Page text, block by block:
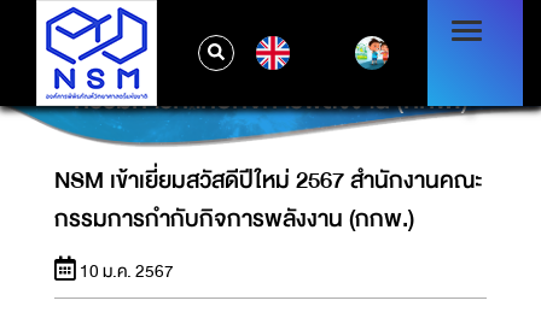
NSM เข้าเยี่ยมสวัสดีปีใหม่ 2567 สำนักงานคณะ
กรรมการกำกับกิจการพลังงาน (กกพ.)
NSM เข้าเยี่ยมสวัสดีปีใหม่ 2567 สำนักงานคณะ
กรรมการกำกับกิจการพลังงาน (กกพ.)
10 ม.ค. 2567